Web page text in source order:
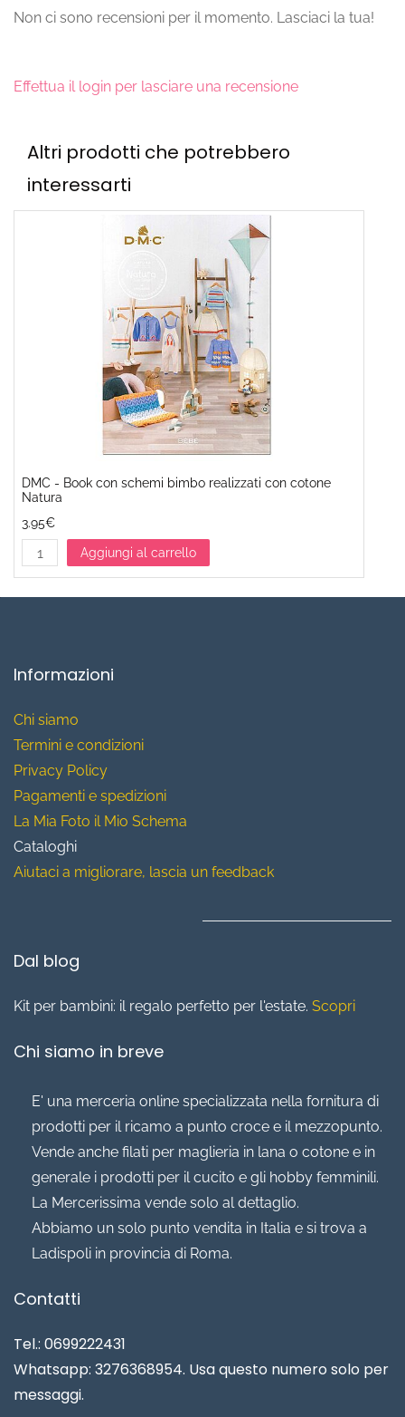
Non ci sono recensioni per il momento. Lasciaci la tua!
Effettua il login per lasciare una recensione
Altri prodotti che potrebbero
interessarti
DMC - Book con schemi bimbo realizzati con cotone
Natura
3.95€
Aggiungi al carrello
Informazioni
Chi siamo
Termini e condizioni
Privacy Policy
Pagamenti e spedizioni
La Mia Foto il Mio Schema
Cataloghi
Aiutaci a migliorare, lascia un feedback
Dal blog
Kit per bambini: il regalo perfetto per l'estate. Scopri
Chi siamo in breve
E' una merceria online specializzata nella fornitura di
prodotti per il ricamo a punto croce e il mezzopunto.
Vende anche filati per maglieria in lana o cotone e in
generale i prodotti per il cucito e gli hobby femminili.
La Mercerissima vende solo al dettaglio.
Abbiamo un solo punto vendita in Italia e si trova a
Ladispoli in provincia di Roma.
Contatti
Tel.: 0699222431
Whatsapp: 3276368954. Usa questo numero solo per
messaggi.